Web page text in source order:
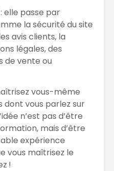
: elle passe par
la sécurité du site
avis clients, la
légales, des
de vente ou
vous-même
dont vous parlez sur
n’est pas d’être
mais d’être
expérience
vous maîtrisez le
!